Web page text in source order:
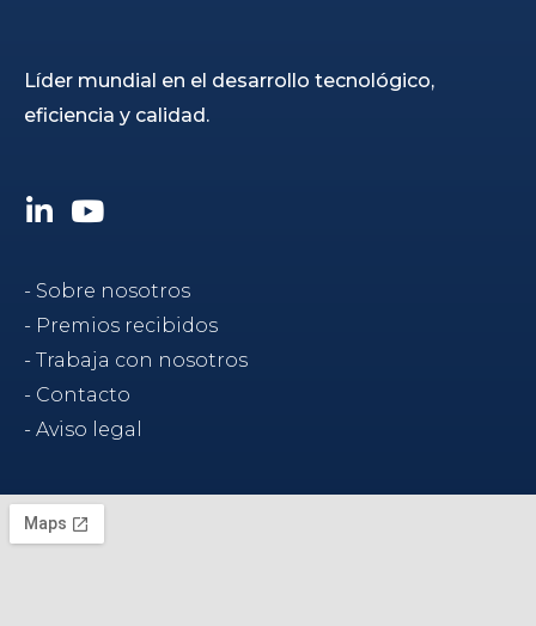
Líder mundial en el desarrollo tecnológico,
eficiencia y calidad.
i
e
d
i
n
-
i
o
u
b
e
- Sobre nosotros
- Premios recibidos
- Trabaja con nosotros
- Contacto
- Aviso legal